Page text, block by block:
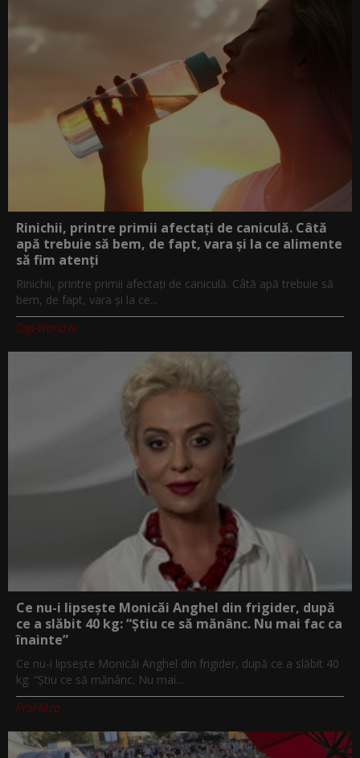
Rinichii, printre primii afectați de caniculă. Câtă
apă trebuie să bem, de fapt, vara și la ce alimente
să fim atenți
Rinichii, printre primii afectați de caniculă. Câtă apă trebuie să
bem, de fapt, vara și la ce...
Digi-World.tv
Ce nu-i lipsește Monicăi Anghel din frigider, după
ce a slăbit 40 kg: “Știu ce să mănânc. Nu mai fac ca
înainte”
Ce nu-i lipsește Monicăi Anghel din frigider, după ce a slăbit 40
kg: “Știu ce să mănânc. Nu mai...
ProFM.ro